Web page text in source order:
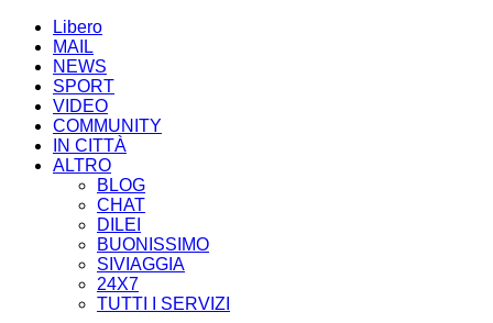
Libero
MAIL
NEWS
SPORT
VIDEO
COMMUNITY
IN CITTÀ
ALTRO
BLOG
CHAT
DILEI
BUONISSIMO
SIVIAGGIA
24X7
TUTTI I SERVIZI